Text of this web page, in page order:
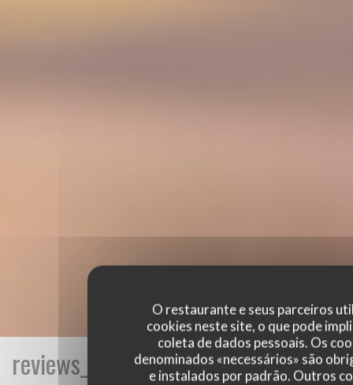
O restaurante e seus parceiros
cookies neste site, o que pode
coleta de dados pessoais. Os
denominados «necessários» são
e instalados por padrão. Outros